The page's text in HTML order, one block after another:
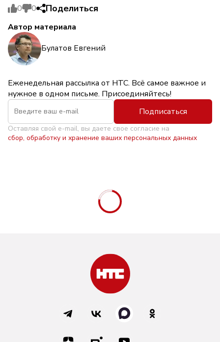
0 0 Поделиться
Автор материала
Булатов Евгений
Еженедельная рассылка от НТС. Всё самое важное и
нужное в одном письме. Присоединяйтесь!
Подписаться
Оставляя свой e-mail, вы даете свое согласие на
сбор, обработку и хранение ваших персональных данных